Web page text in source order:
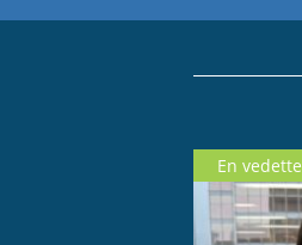
En vedette